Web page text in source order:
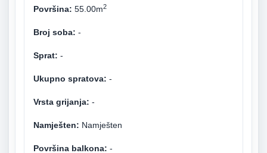
Površina: 55.00m2
Broj soba: -
Sprat: -
Ukupno spratova: -
Vrsta grijanja: -
Namješten: Namješten
Površina balkona: -